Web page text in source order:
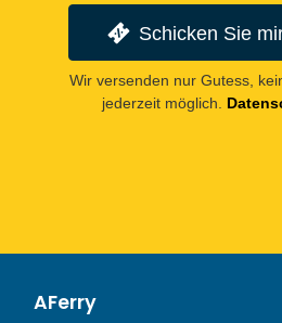
Schicken Sie
Wir versenden nur Gutess,
jederzeit möglich.
AFerry